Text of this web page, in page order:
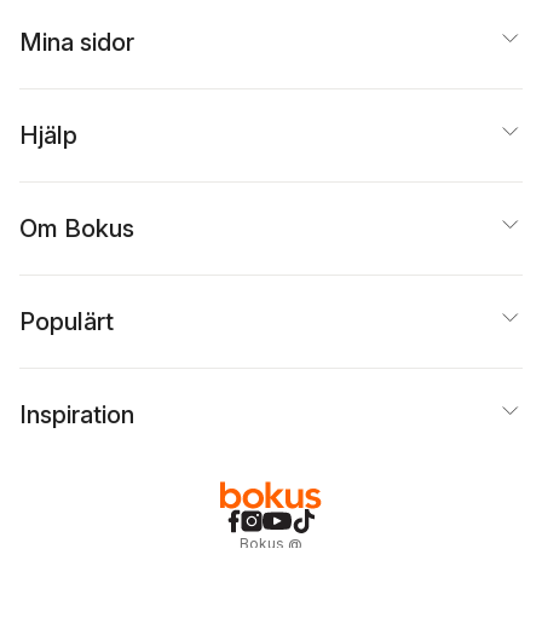
Mina sidor
Hjälp
Om Bokus
Populärt
Inspiration
Bokus @